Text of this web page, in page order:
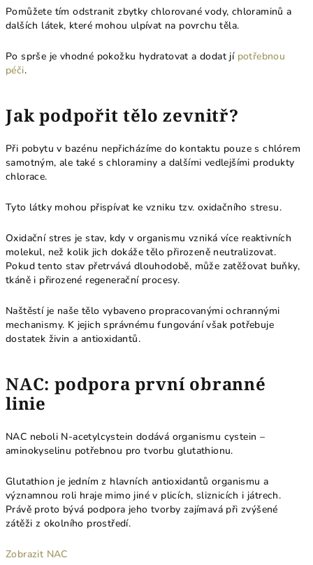
Pomůžete tím odstranit zbytky chlorované vody, chloraminů a
dalších látek, které mohou ulpívat na povrchu těla.
Po sprše je vhodné pokožku hydratovat a dodat jí potřebnou
péči.
Jak podpořit tělo zevnitř?
Při pobytu v bazénu nepřicházíme do kontaktu pouze s chlórem
samotným, ale také s chloraminy a dalšími vedlejšími produkty
chlorace.
Tyto látky mohou přispívat ke vzniku tzv. oxidačního stresu.
Oxidační stres je stav, kdy v organismu vzniká více reaktivních
molekul, než kolik jich dokáže tělo přirozeně neutralizovat.
Pokud tento stav přetrvává dlouhodobě, může zatěžovat buňky,
tkáně i přirozené regenerační procesy.
Naštěstí je naše tělo vybaveno propracovanými ochrannými
mechanismy. K jejich správnému fungování však potřebuje
dostatek živin a antioxidantů.
NAC: podpora první obranné
linie
NAC neboli N-acetylcystein dodává organismu cystein –
aminokyselinu potřebnou pro tvorbu glutathionu.
Glutathion je jedním z hlavních antioxidantů organismu a
významnou roli hraje mimo jiné v plicích, sliznicích i játrech.
Právě proto bývá podpora jeho tvorby zajímavá při zvýšené
zátěži z okolního prostředí.
Zobrazit NAC